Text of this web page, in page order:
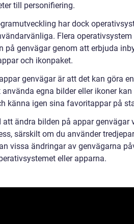
till personifiering.
har dock
Flera operativsystem
på genvägar genom att erbjuda
och ikonpaket.
genvägar är att det kan göra
egna bilder eller ikoner kan
känna igen sina favoritappar på
ändra bilden på appar genvägar
särskilt om du använder
vissa ändringar av genvägarna
eller apparna.